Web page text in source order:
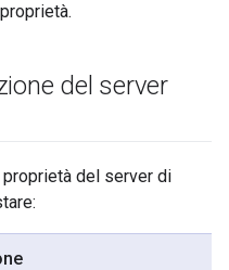
del server
del server di